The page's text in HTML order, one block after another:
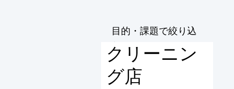
目的・課題で絞り込
む
クリーニン
グ店